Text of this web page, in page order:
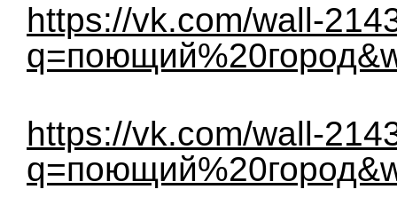
https://vk.com/wall-
https://vk.com/wall-